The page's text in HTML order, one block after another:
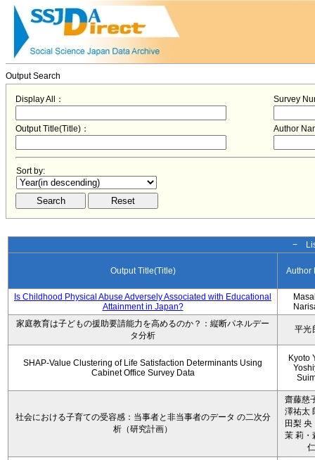
Output Search
Display All： Survey
Output Title(Title)： Author
Sort by:
−
Output Title(Title) Author
Is Childhood Physical Abuse Adversely Associated with Educational
Attainment in Japan?
家庭教育は子どもの援助要請能力を高めるのか？：縦断パネルデー
タ分析
平光
SHAP-Value Clustering of Life Satisfaction Determinants Using
Cabinet Office Survey Data
Kyoto
社会における子育ての受容感：当事者と非当事者のデータ の二次分
析（研究計画）
齋藤慈
澤祐太
田梨 央
茉 莉・
仁